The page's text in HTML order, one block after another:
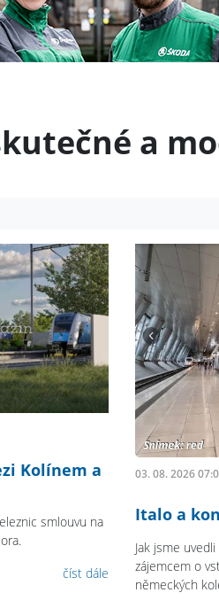
a
Kolínem a
smlouvu na
číst dále
03. 08. 2026
Italo a
Jak jsme
zájemcem o
německých